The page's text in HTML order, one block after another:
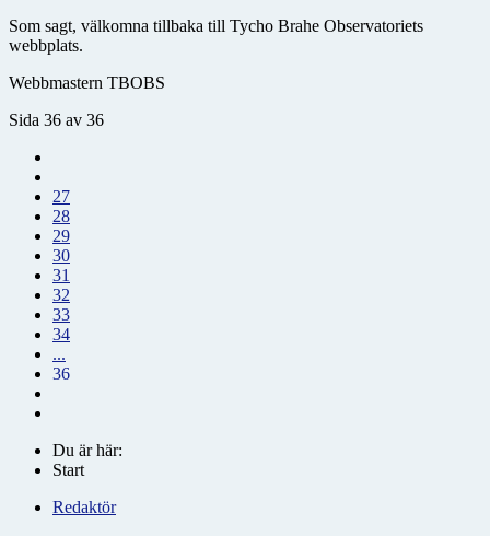
Som sagt, välkomna tillbaka till Tycho Brahe Observatoriets
webbplats.
Webbmastern TBOBS
Sida 36 av 36
27
28
29
30
31
32
33
34
...
36
Du är här:
Start
Redaktör